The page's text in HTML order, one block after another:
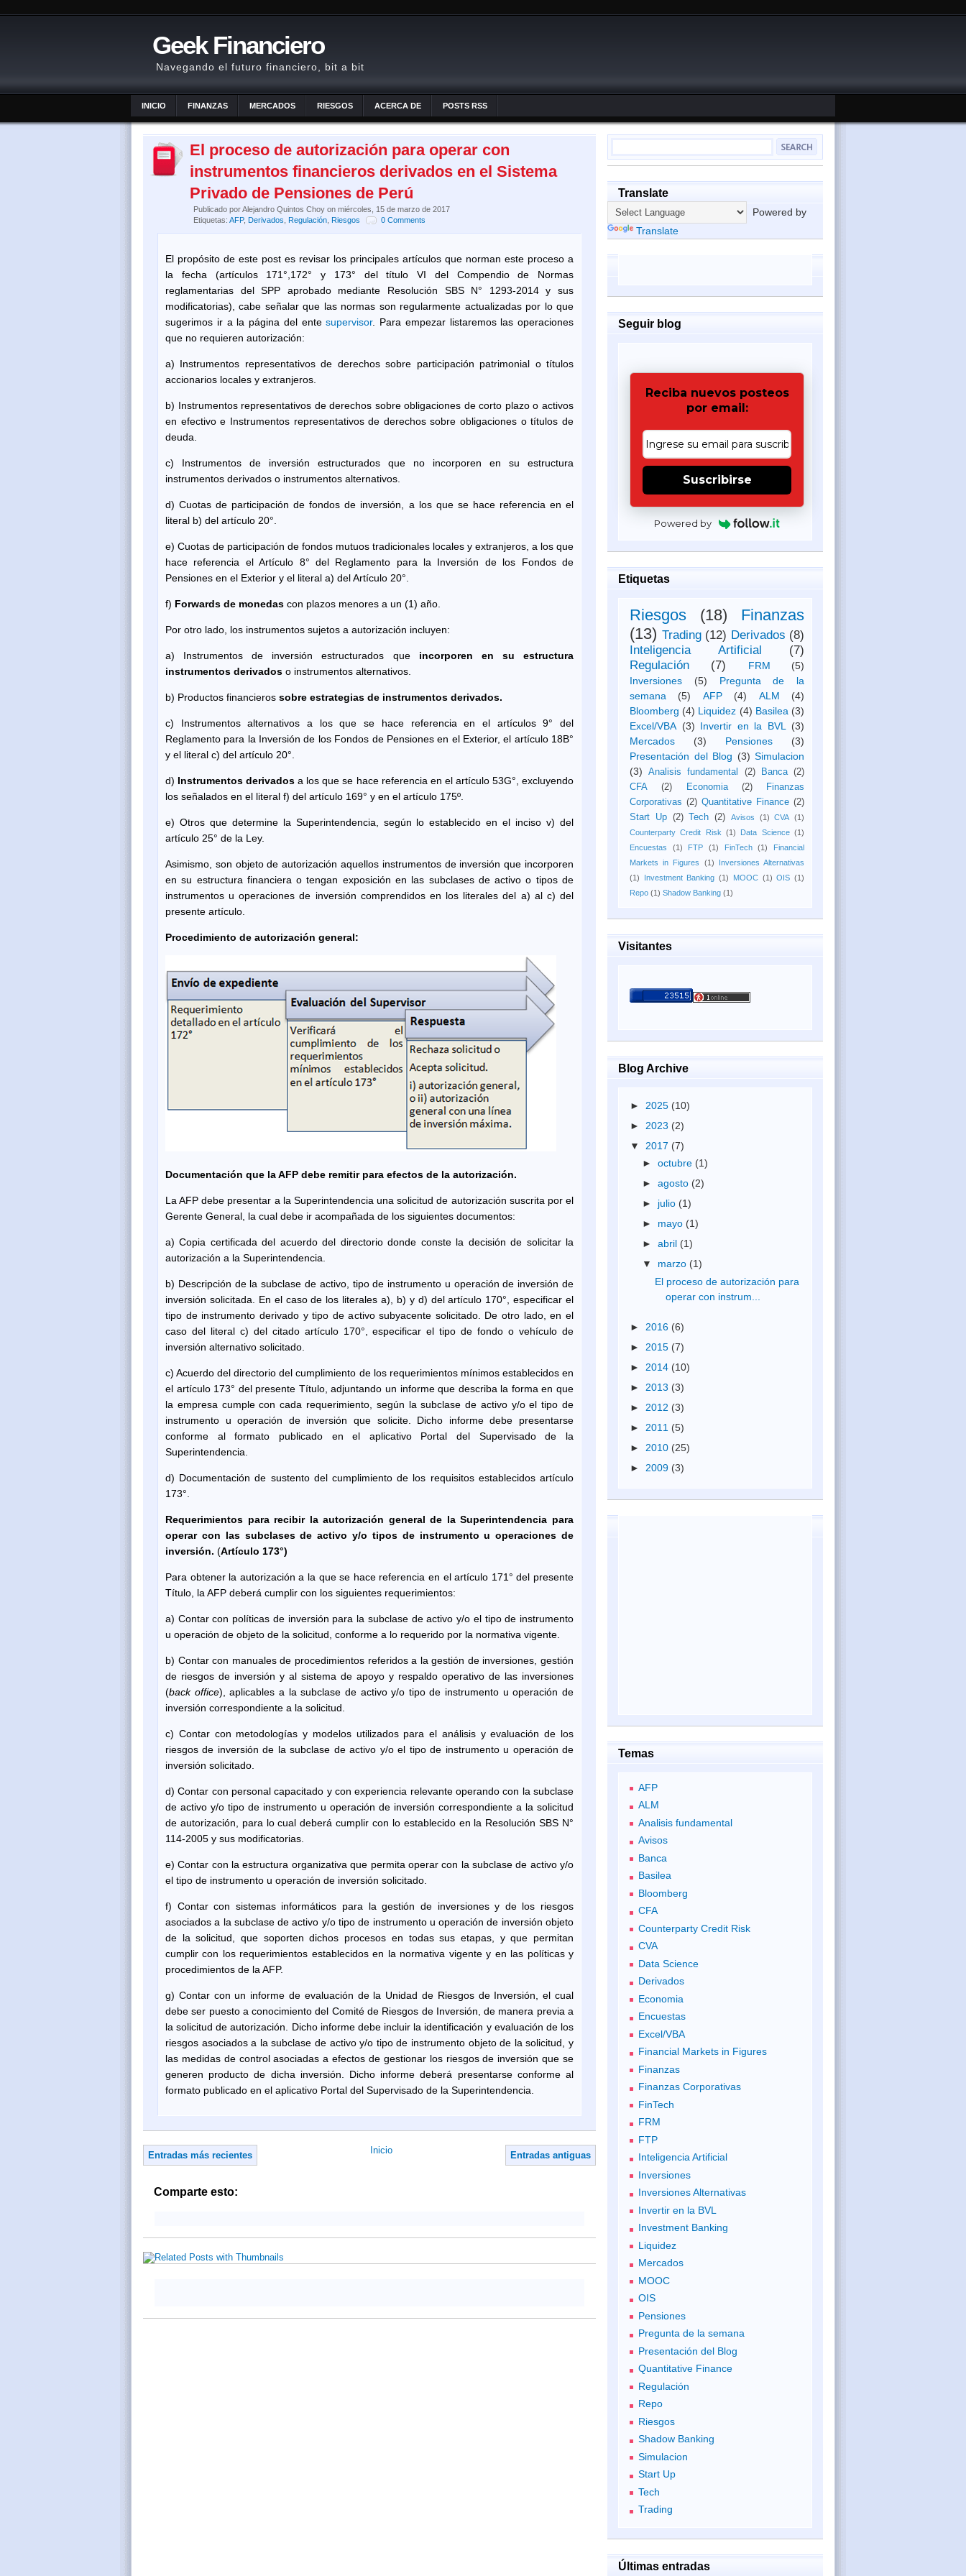
Geek Financiero
Navegando el futuro financiero, bit a bit
INICIO FINANZAS MERCADOS RIESGOS ACERCA DE POSTS RSS
El proceso de autorización para operar con
instrumentos financieros derivados en el Sistema
Privado de Pensiones de Perú
Publicado porAlejandro Quintos Choy on miércoles, 15 de marzo de 2017
Etiquetas: AFP, Derivados Regulación Riesgos 0 Comments
El propósito de este post es revisar los principales artículos que norman este proceso a
la fecha (artículos 171°,172° y 173° del título VI del Compendio de Normas
reglamentarias del SPP aprobado mediante Resolución SBS N° 1293-2014 y sus
modificatorias), cabe señalar que las normas son regularmente actualizadas por lo que
sugerimos ir a la página del entesupervisor. Para empezar listaremos las operaciones
que no requieren autorización:
a) Instrumentos representativos de derechos sobre participación patrimonial o títulos
accionarios locales y extranjeros.
b) Instrumentos representativos de derechos sobre obligaciones de corto plazo o activos
en efectivo e Instrumentos representativos de derechos sobre obligaciones o títulos de
deuda.
c) Instrumentos de inversión estructurados que no incorporen en su estructura
instrumentos derivados o instrumentos alternativos.
d) Cuotas de participación de fondos de inversión, a los que se hace referencia en el
literal b) del artículo 20°.
e) Cuotas de participación de fondos mutuos tradicionales locales y extranjeros, a los que
hace referencia el Artículo 8° del Reglamento para la Inversión de los Fondos de
Pensiones en el Exterior y el literal a) del Artículo 20°.
f) Forwards de monedas con plazos menores a un (1) año.
Por otro lado, los instrumentos sujetos a autorización incluyen:
a) Instrumentos de inversión estructurados que incorporen en su estructura
instrumentos derivados o instrumentos alternativos.
b) Productos financieros sobre estrategias de instrumentos derivados.
c) Instrumentos alternativos a los que se hace referencia en el artículos 9° del
Reglamento para la Inversión de los Fondos de Pensiones en el Exterior, el artículo 18B°
y el literal c) del artículo 20°.
d) Instrumentos derivados a los que se hace referencia en el artículo 53G°, excluyendo
los señalados en el literal f) del artículo 169° y en el artículo 175º.
e) Otros que determine la Superintendencia, según lo establecido en el inciso v) del
artículo 25° de la Ley.
Asimismo, son objeto de autorización aquellos instrumentos de inversión que incorporen
en su estructura financiera o tengan exposición en las subclases de activo o tipos de
instrumentos u operaciones de inversión comprendidos en los literales del a) al c) del
presente artículo.
Procedimiento de autorización general:
Documentación que la AFP debe remitir para efectos de la autorización.
La AFP debe presentar a la Superintendencia una solicitud de autorización suscrita por el
Gerente General, la cual debe ir acompañada de los siguientes documentos:
a) Copia certificada del acuerdo del directorio donde conste la decisión de solicitar la
autorización a la Superintendencia.
b) Descripción de la subclase de activo, tipo de instrumento u operación de inversión de
inversión solicitada. En el caso de los literales a), b) y d) del artículo 170°, especificar el
tipo de instrumento derivado y tipo de activo subyacente solicitado. De otro lado, en el
caso del literal c) del citado artículo 170°, especificar el tipo de fondo o vehículo de
inversión alternativo solicitado.
c) Acuerdo del directorio del cumplimiento de los requerimientos mínimos establecidos en
el artículo 173° del presente Título, adjuntando un informe que describa la forma en que
la empresa cumple con cada requerimiento, según la subclase de activo y/o el tipo de
instrumento u operación de inversión que solicite. Dicho informe debe presentarse
conforme al formato publicado en el aplicativo Portal del Supervisado de la
Superintendencia.
d) Documentación de sustento del cumplimiento de los requisitos establecidos artículo
173°.
Requerimientos para recibir la autorización general de la Superintendencia para
operar con las subclases de activo y/o tipos de instrumento u operaciones de
inversión. (Artículo 173°)
Para obtener la autorización a la que se hace referencia en el artículo 171° del presente
Título, la AFP deberá cumplir con los siguientes requerimientos:
a) Contar con políticas de inversión para la subclase de activo y/o el tipo de instrumento
u operación de objeto de la solicitud, conforme a lo requerido por la normativa vigente.
b) Contar con manuales de procedimientos referidos a la gestión de inversiones, gestión
de riesgos de inversión y al sistema de apoyo y respaldo operativo de las inversiones
(back office), aplicables a la subclase de activo y/o tipo de instrumento u operación de
inversión correspondiente a la solicitud.
c) Contar con metodologías y modelos utilizados para el análisis y evaluación de los
riesgos de inversión de la subclase de activo y/o el tipo de instrumento u operación de
inversión solicitado.
d) Contar con personal capacitado y con experiencia relevante operando con la subclase
de activo y/o tipo de instrumento u operación de inversión correspondiente a la solicitud
de autorización, para lo cual deberá cumplir con lo establecido en la Resolución SBS N°
114-2005 y sus modificatorias.
e) Contar con la estructura organizativa que permita operar con la subclase de activo y/o
el tipo de instrumento u operación de inversión solicitado.
f) Contar con sistemas informáticos para la gestión de inversiones y de los riesgos
asociados a la subclase de activo y/o tipo de instrumento u operación de inversión objeto
de la solicitud, que soporten dichos procesos en todas sus etapas, y que permitan
cumplir con los requerimientos establecidos en la normativa vigente y en las políticas y
procedimientos de la AFP.
g) Contar con un informe de evaluación de la Unidad de Riesgos de Inversión, el cual
debe ser puesto a conocimiento del Comité de Riesgos de Inversión, de manera previa a
la solicitud de autorización. Dicho informe debe incluir la identificación y evaluación de los
riesgos asociados a la subclase de activo y/o tipo de instrumento objeto de la solicitud, y
las medidas de control asociadas a efectos de gestionar los riesgos de inversión que se
generen producto de dicha inversión. Dicho informe deberá presentarse conforme al
formato publicado en el aplicativo Portal del Supervisado de la Superintendencia.
Entradas más recientes Entradas antiguas
Inicio
Comparte esto:
Translate
Powered by
Translate
Seguir blog
Reciba nuevos posteos
por email:
Suscribirse
Powered by
Etiquetas
Riesgos (18)
Finanzas
(13) Trading (12) Derivados (8)
Inteligencia Artificial
(7)
Regulación
(7) FRM
(5)
Inversiones
(5)
Pregunta de la
semana
(5) AFP (4) ALM
(4)
Bloomberg (4) Liquidez (4) Basilea (3)
Excel/VBA (3) Invertir en la BVL
(3)
Mercados
(3) Pensiones
(3)
Presentación del Blog (3) Simulacion
(3)
Analisis fundamental (2) Banca (2)
CFA
(2) Economia (2)
Finanzas
Corporativas (2) Quantitative Finance (2)
Start Up (2) Tech (2) Avisos (1) CVA (1)
Counterparty Credit Risk (1) Data Science (1)
Encuestas
(1) FTP (1) FinTech (1)
Financial
Markets in Figures
(1)
Inversiones Alternativas
(1)
Investment Banking (1) MOOC (1) OIS (1)
Repo (1) Shadow Banking (1)
Visitantes
Blog Archive
► 2025 (10)
► 2023 (2)
▼ 2017 (7)
► octubre (1)
► agosto (2)
► julio (1)
► mayo (1)
► abril (1)
▼ marzo (1)
El proceso de autorización para
operar con instrum...
► 2016 (6)
► 2015 (7)
► 2014 (10)
► 2013 (3)
► 2012 (3)
► 2011 (5)
► 2010 (25)
► 2009 (3)
Temas
AFP
ALM
Analisis fundamental
Avisos
Banca
Basilea
Bloomberg
CFA
Counterparty Credit Risk
CVA
Data Science
Derivados
Economia
Encuestas
Excel/VBA
Financial Markets in Figures
Finanzas
Finanzas Corporativas
FinTech
FRM
FTP
Inteligencia Artificial
Inversiones
Inversiones Alternativas
Invertir en la BVL
Investment Banking
Liquidez
Mercados
MOOC
OIS
Pensiones
Pregunta de la semana
Presentación del Blog
Quantitative Finance
Regulación
Repo
Riesgos
Shadow Banking
Simulacion
Start Up
Tech
Trading
Últimas entradas